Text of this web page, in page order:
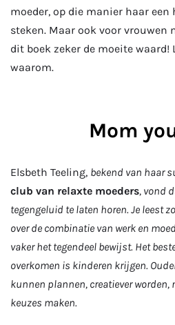
moeder, op die manier haar een
steken. Maar ook voor vrouwen
dit boek zeker de moeite waard!
waarom.
Mom
Elsbeth Teeling, bekend van haar
club van relaxte moeders, vond
tegengeluid te laten horen. Je leest
over de combinatie van werk en
vaker het tegendeel bewijst. Het
overkomen is kinderen krijgen.
kunnen plannen, creatiever worden,
keuzes maken.